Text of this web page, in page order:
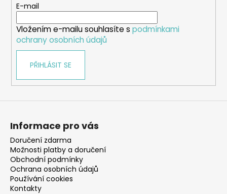
E-mail
Vložením e-mailu souhlasíte s podmínkami
ochrany osobních údajů
PŘIHLÁSIT SE
Informace pro vás
Doručení zdarma
Možnosti platby a doručení
Obchodní podmínky
Ochrana osobních údajů
Používání cookies
Kontakty